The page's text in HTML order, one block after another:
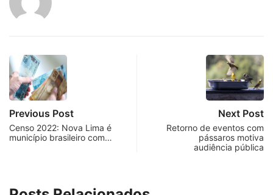
Previous Post
Censo 2022: Nova Lima é
município brasileiro com…
Next Post
Retorno de eventos com
pássaros motiva
audiência pública